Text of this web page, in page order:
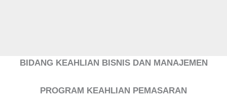
BIDANG KEAHLIAN BISNIS DAN MANAJEMEN
PROGRAM KEAHLIAN PEMASARAN